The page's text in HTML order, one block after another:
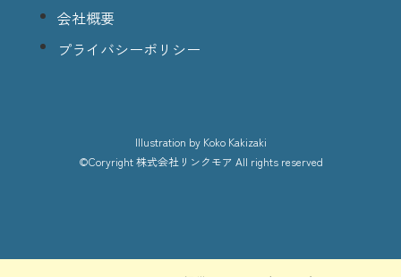
会社概要
プライバシーポリシー
lllustration by Koko Kakizaki
©Coryright 株式会社リンクモア All rights reserved